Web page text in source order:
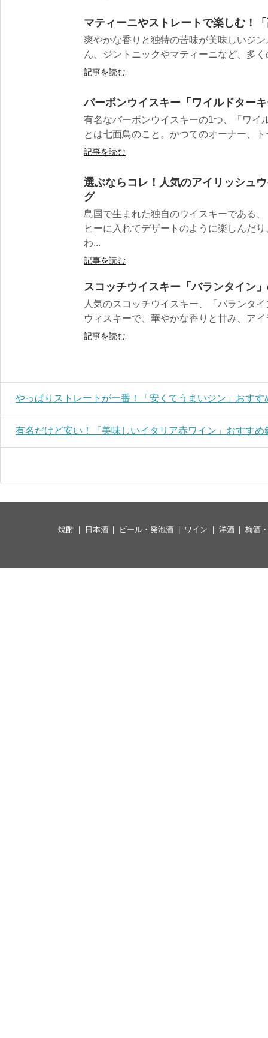
マティーニやストレートで楽しむ！
爽やかな香りと独特の苦味が美味しいジ
ん、ジントニックやマティーニなど、多
記事を読む
バーボンウイスキー「ワイルドター
有名なバーボンウイスキーの1つ、「ワイ
とは七面鳥のこと。かつてのオーナー、
記事を読む
選ぶならコレ！人気のアイリッシュ
グ
島国で生まれた独自のウイスキーである
ヒーに入れてデザートのように楽しんだ
わ...
記事を読む
スコッチウイスキー「バランタイン
人気のスコッチウイスキー、「バランタ
ウィスキーで、華やかな香りと甘み、ア
記事を読む
やっぱりストレートが一番！「安くてうまいジン」おすす
有名だけど安い！「美味しいイタリア赤ワイン」おすすめ
焼酎 日本酒 ビール・発泡酒 ワイン 洋酒 梅酒